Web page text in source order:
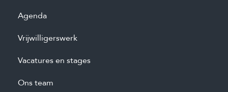
Agenda
Vrijwilligerswerk
Vacatures en stages
Ons team